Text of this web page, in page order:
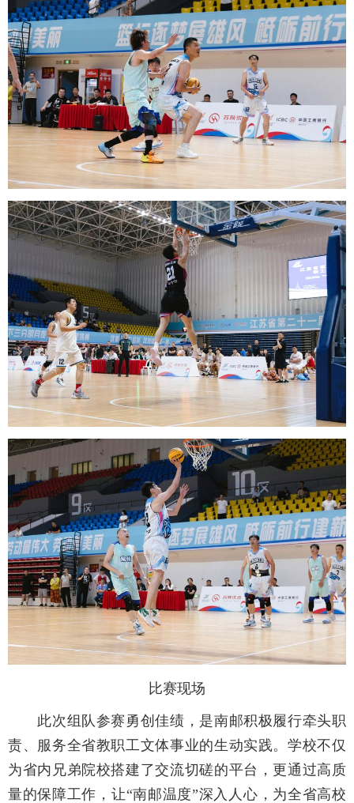
比赛现场
此次组队参赛勇创佳绩，是南邮积极履行牵头职
责、服务全省教职工文体事业的生动实践。学校不仅
为省内兄弟院校搭建了交流切磋的平台，更通过高质
量的保障工作，让“南邮温度”深入人心，为全省高校